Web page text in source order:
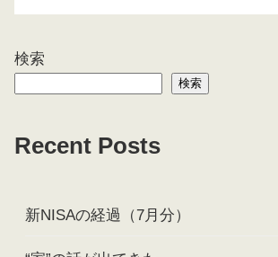
検索
検索
Recent Posts
新NISAの経過（7月分）